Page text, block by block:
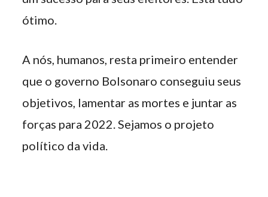
ótimo.
A nós, humanos, resta primeiro entender
que o governo Bolsonaro conseguiu seus
objetivos, lamentar as mortes e juntar as
forças para 2022. Sejamos o projeto
político da vida.